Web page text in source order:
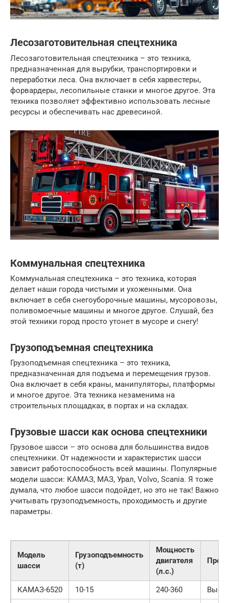
Лесозаготовительная спецтехника
Лесозаготовительная спецтехника – это техника,
предназначенная для вырубки, транспортировки и
переработки леса. Она включает в себя харвестеры,
форвардеры, лесопильные станки и многое другое. Эта
техника позволяет эффективно использовать лесные
ресурсы и обеспечивать нас древесиной.
Коммунальная спецтехника
Коммунальная спецтехника – это техника, которая
делает наши города чистыми и ухоженными. Она
включает в себя снегоуборочные машины, мусоровозы,
поливомоечные машины и многое другое. Слушай, без
этой техники город просто утонет в мусоре и снегу!
Грузоподъемная спецтехника
Грузоподъемная спецтехника – это техника,
предназначенная для подъема и перемещения грузов.
Она включает в себя краны, манипуляторы, платформы
и многое другое. Эта техника незаменима на
строительных площадках, в портах и на складах.
Грузовые шасси как основа спецтехники
Грузовое шасси – это основа для большинства видов
спецтехники. От надежности и характеристик шасси
зависит работоспособность всей машины. Популярные
модели шасси: КАМАЗ, МАЗ, Урал, Volvo, Scania. Я тоже
думала, что любое шасси подойдет, но это не так! Важно
учитывать грузоподъемность, проходимость и другие
параметры.
Модель
шасси
Грузоподъемность
(т)
Мощность
двигателя
(л.с.)
КАМАЗ-6520 10-15 240-360